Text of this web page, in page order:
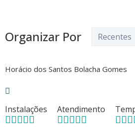
Organizar Por
Horácio dos Santos Bolacha Gomes
Instalações Atendimento